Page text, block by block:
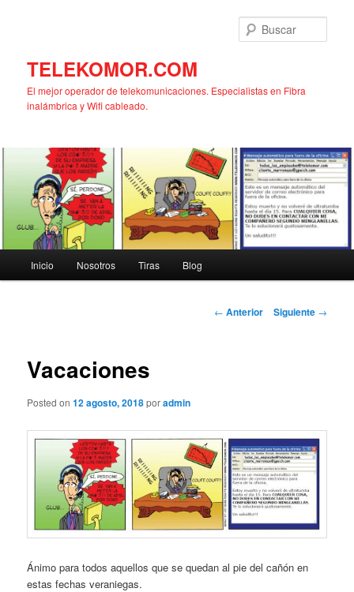
TELEKOMOR.COM
El mejor operador de telekomunicaciones. Especialistas en Fibra
inalámbrica y Wifi cableado.
principal
Inicio Nosotros Tiras Blog
Navegación
← Anterior Siguiente →
Vacaciones
Posted on12 agosto, 2018poradmin
Ánimo para todos aquellos que se quedan al pie del cañón en
estas fechas veraniegas.